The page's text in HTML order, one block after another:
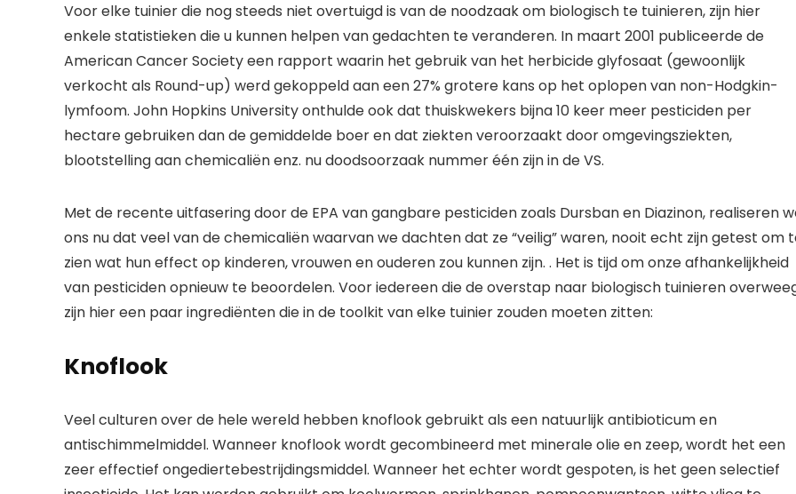
Voor elke tuinier die nog steeds niet overtuigd is van de noodzaak om biologisch te tuinieren, zijn hier
enkele statistieken die u kunnen helpen van gedachten te veranderen. In maart 2001 publiceerde de
American Cancer Society een rapport waarin het gebruik van het herbicide glyfosaat (gewoonlijk
verkocht als Round-up) werd gekoppeld aan een 27% grotere kans op het oplopen van non-Hodgkin-
lymfoom. John Hopkins University onthulde ook dat thuiskwekers bijna 10 keer meer pesticiden per
hectare gebruiken dan de gemiddelde boer en dat ziekten veroorzaakt door omgevingsziekten,
blootstelling aan chemicaliën enz. nu doodsoorzaak nummer één zijn in de VS.
Met de recente uitfasering door de EPA van gangbare pesticiden zoals Dursban en Diazinon, realiseren
ons nu dat veel van de chemicaliën waarvan we dachten dat ze “veilig” waren, nooit echt zijn getest om
zien wat hun effect op kinderen, vrouwen en ouderen zou kunnen zijn. . Het is tijd om onze afhankelijkheid
van pesticiden opnieuw te beoordelen. Voor iedereen die de overstap naar biologisch tuinieren
zijn hier een paar ingrediënten die in de toolkit van elke tuinier zouden moeten zitten:
Knoflook
Veel culturen over de hele wereld hebben knoflook gebruikt als een natuurlijk antibioticum en
antischimmelmiddel. Wanneer knoflook wordt gecombineerd met minerale olie en zeep, wordt het een
zeer effectief ongediertebestrijdingsmiddel. Wanneer het echter wordt gespoten, is het geen selectief